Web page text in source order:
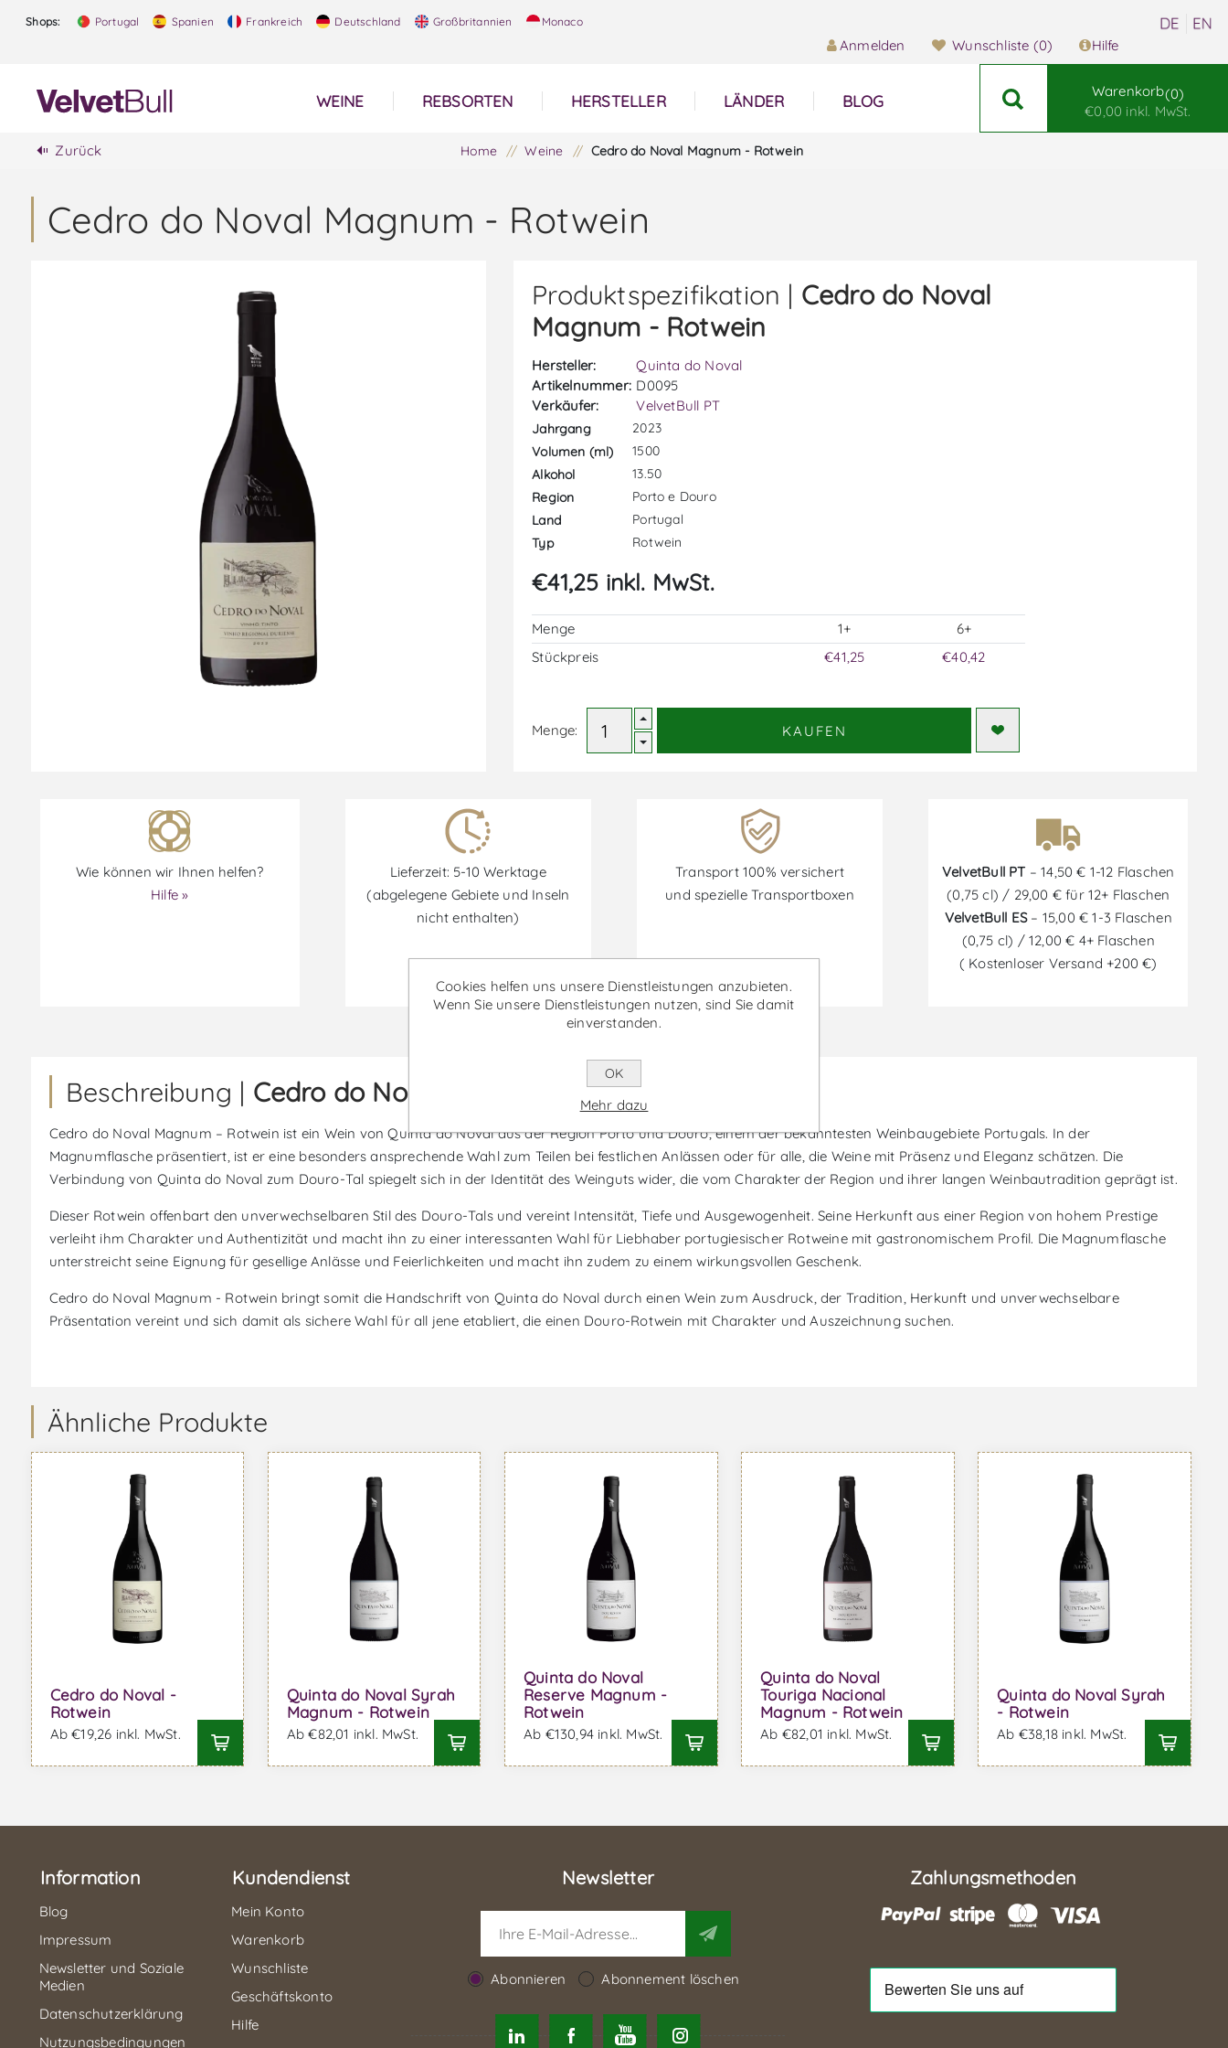
Shops: Portugal Spanien Frankreich Deutschland Großbritannien Monaco
Anmelden Wunschliste (0) Hilfe
WEINE REBSORTEN HERSTELLER LÄNDER BLOG
Warenkorb 0
€0,00 inkl. MwSt.
Zurück Home / Weine / Cedro do Noval Magnum - Rotwein
Cedro do Noval Magnum - Rotwein
Produktspezifikation | Cedro do Noval
Magnum - Rotwein
Hersteller:
Quinta do Noval
Artikelnummer: D0095
Verkäufer:
VelvetBull PT
Jahrgang
2023
Volumen (ml)
1500
Alkohol
13.50
Region
Porto e Douro
Land
Portugal
Typ
Rotwein
€41,25 inkl. MwSt.
Menge 1+
6+
Stückpreis
€41,25 €40,42
Menge: KAUFEN
Wie können wir Ihnen helfen?
Hilfe »
Lieferzeit: 5-10 Werktage
(abgelegene Gebiete und Inseln
nicht enthalten)
Transport 100% versichert
und spezielle Transportboxen
VelvetBull PT – 14,50 € 1-12 Flaschen
(0,75 cl) / 29,00 € für 12+ Flaschen
VelvetBull ES– 15,00 € 1-3 Flaschen
(0,75 cl) / 12,00 € 4+ Flaschen
( Kostenloser Versand +200 €)
Rabatte sind vom 30/06/2026 bis zum 30/09/2026 verfügbar.
Beschreibung | Cedro do Noval Magnum - Rotwein
Cedro do Noval Magnum – Rotwein ist ein Wein von Quinta do Noval aus der Region Porto und Douro, einem der bekanntesten Weinbaugebiete Portugals. In der
Magnumflasche präsentiert, ist er eine besonders ansprechende Wahl zum Teilen bei festlichen Anlässen oder für alle, die Weine mit Präsenz und Eleganz schätzen. Die
Verbindung von Quinta do Noval zum Douro-Tal spiegelt sich in der Identität des Weinguts wider, die vom Charakter der Region und ihrer langen Weinbautradition geprägt ist.
Dieser Rotwein offenbart den unverwechselbaren Stil des Douro-Tals und vereint Intensität, Tiefe und Ausgewogenheit. Seine Herkunft aus einer Region von hohem Prestige
verleiht ihm Charakter und Authentizität und macht ihn zu einer interessanten Wahl für Liebhaber portugiesischer Rotweine mit gastronomischem Profil. Die Magnumflasche
unterstreicht seine Eignung für gesellige Anlässe und Feierlichkeiten und macht ihn zudem zu einem wirkungsvollen Geschenk.
Cedro do Noval Magnum - Rotwein bringt somit die Handschrift von Quinta do Noval durch einen Wein zum Ausdruck, der Tradition, Herkunft und unverwechselbare
Präsentation vereint und sich damit als sichere Wahl für all jene etabliert, die einen Douro-Rotwein mit Charakter und Auszeichnung suchen.
Ähnliche Produkte
Cedro do Noval -
Rotwein
Ab €19,26 inkl. MwSt.
Quinta do Noval Syrah
Magnum - Rotwein
Ab €82,01 inkl. MwSt.
Quinta do Noval
Reserve Magnum -
Rotwein
Ab €130,94 inkl. MwSt.
Quinta do Noval
Touriga Nacional
Magnum - Rotwein
Ab €82,01 inkl. MwSt.
Quinta do Noval Syrah
- Rotwein
Ab €38,18 inkl. MwSt.
Information
Blog
Impressum
Newsletter und Soziale
Medien
Datenschutzerklärung
Nutzungsbedingungen
Kundendienst
Mein Konto
Warenkorb
Wunschliste
Geschäftskonto
Hilfe
Newsletter
Abonnieren Abonnement löschen
Zahlungsmethoden
Cookies helfen uns unsere Dienstleistungen anzubieten.
Wenn Sie unsere Dienstleistungen nutzen, sind Sie damit
einverstanden.
OK
Mehr dazu